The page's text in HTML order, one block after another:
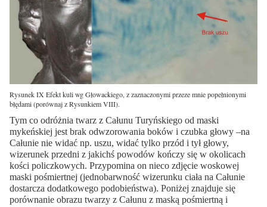
Rysunek IX Efekt kuli wg Głowackiego, z zaznaczonymi przeze mnie popełnionymi
błędami (porównaj z Rysunkiem VIII).
Tym co odróżnia twarz z Całunu Turyńskiego od maski
mykeńskiej jest brak odwzorowania boków i czubka głowy –na
Całunie nie widać np. uszu, widać tylko przód i tył głowy,
wizerunek przedni z jakichś powodów kończy się w okolicach
kości policzkowych. Przypomina on nieco zdjęcie woskowej
maski pośmiertnej (jednobarwność wizerunku ciała na Całunie
dostarcza dodatkowego podobieństwa). Poniżej znajduje się
porównanie obrazu twarzy z Całunu z maską pośmiertną i